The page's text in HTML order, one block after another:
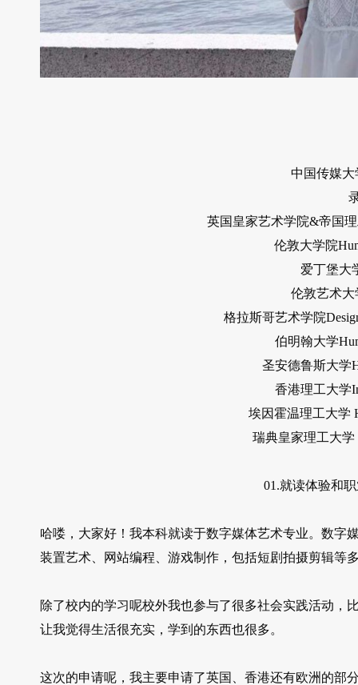
中国传媒
英国皇家艺术学院&帝国理
伦敦大学院
爱丁堡大
伦敦艺术大
格拉斯哥艺术学院
伯明翰大学
圣安德鲁斯大学
香港理工大学
埃因霍温理工大学
瑞典皇家理工大学
01.就读体验和
哈喽，大家好！我本科就读于数字媒体艺术专业。数字
装置艺术、网站编程、游戏制作，包括短剧拍摄剪辑等
除了校内的学习呢校外我也参与了很多社会实践活动，
让我觉得生活很充实，学到的东西也很多。
这次的申请呢，我主要申请了英国、香港还有欧洲的部